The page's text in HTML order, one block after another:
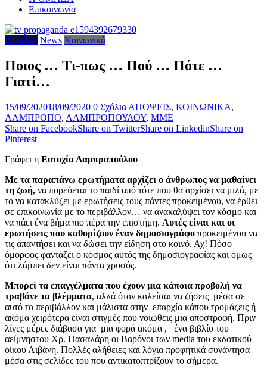
Επικοινωνία
Απόψεις News Κοινωνικά
Ποιος … Τι-πως … Πού … Πότε …
Γιατί…
15/09/202018/09/2020 0 Σχόλια ΑΠΟΨΕΙΣ, ΚΟΙΝΩΝΙΚΑ,
ΛΑΜΠΡΟΠΟ, ΛΑΜΠΡΟΠΟΥΛΟΥ, ΜΜΕ
Share on FacebookShare on TwitterShare on LinkedinShare on
Pinterest
Γράφει η Ευτυχία Λαμπροπούλου
Με τα παραπάνω ερωτήματα αρχίζει ο άνθρωπος να μαθαίνει
τη ζωή, να πορεύεται το παιδί από τότε που θα αρχίσει να μιλά, με
το να κατακλύζει με ερωτήσεις τους πάντες προκειμένου, να έρθει
σε επικοινωνία με το περιβάλλον… να ανακαλύψει τον κόσμο και
να πάει ένα βήμα πιο πέρα την επιστήμη. Αυτές είναι και οι
ερωτήσεις που καθορίζουν έναν δημοσιογράφο προκειμένου να
τις απαντήσει και να δώσει την είδηση στο κοινό. Αχ! Πόσο
όμορφος φαντάζει ο κόσμος αυτός της δημοσιογραφίας και όμως
ότι λάμπει δεν είναι πάντα χρυσός.
Μπορεί τα επαγγέλματα που έχουν μια κάποια προβολή να
τραβάνε τα βλέμματα, αλλά όταν καλείσαι να ζήσεις μέσα σε
αυτό το περιβάλλον και μάλιστα στην επαρχία κάπου τρομάζεις ή
ακόμα χειρότερα είναι στιγμές που νοιώθεις μια αποστροφή. Πριν
λίγες μέρες διάβασα για μια φορά ακόμα , ένα βιβλίο του
αείμνηστου Χρ. Πασαλάρη οι Βαρόνοι των media του εκδοτικού
οίκου Λιβάνη. Πολλές αλήθειες και λόγια προφητικά συνάντησα
μέσα στις σελίδες του που αντικατοπτρίζουν το σήμερα.